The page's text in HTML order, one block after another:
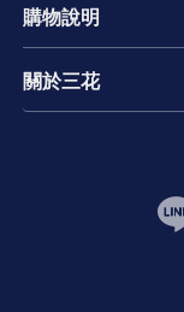
購物說明
關於三花